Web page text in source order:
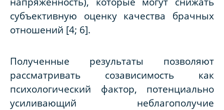
субъективную оценку качества брачных
отношений [4; 6].
Полученные результаты позволяют
рассматривать созависимость как
психологический фактор, потенциально
усиливающий неблагополучие